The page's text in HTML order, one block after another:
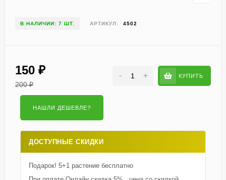
В НАЛИЧИИ: 7 ШТ. АРТИКУЛ: 4502
150 ₽
200₽
- + КУПИТЬ
ДОСТУПНЫЕ СКИДКИ
Подарок! 5+1 растение бесплатно